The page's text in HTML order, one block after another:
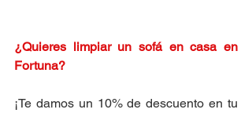
Fortuna?
¡Te damos un 10% de descuento en tu